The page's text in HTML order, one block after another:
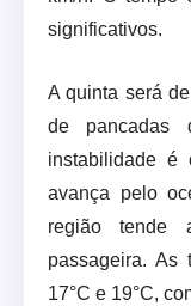
significativos.
A quinta será
de pancadas
instabilidade é
avança pelo
região tende
passageira. As
17°C e 19°C,